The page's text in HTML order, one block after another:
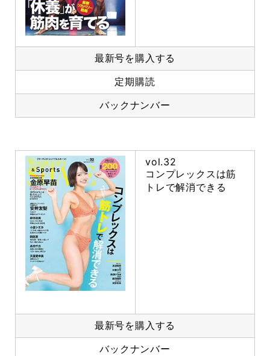
最新号を購入する
定期購読
バックナンバー
vol.32
コンプレックスは筋
トレで解消できる
最新号を購入する
バックナンバー